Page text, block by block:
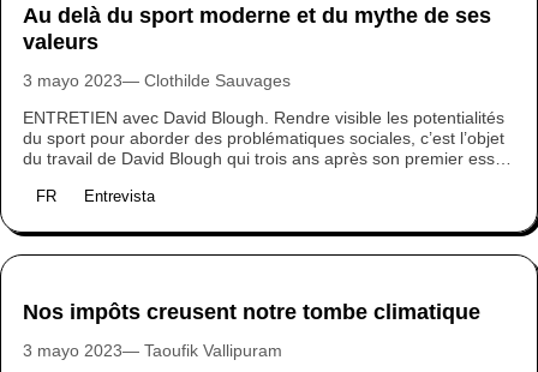
Au delà du sport moderne et du mythe de ses
valeurs
3 mayo 2023 Clothilde Sauvages
ENTRETIEN avec David Blough. Rendre visible les potentialités
du sport pour aborder des problématiques sociales, c’est l’objet
du travail de David Blough qui trois ans après son premier essai
Sport des solutions : Voyage en terre des possibles (2023). À
“durables, solidaires, inclusifs et attractifs pour les territoires”,
nous l’avons interrogé pour comprendre en quoi le sport à
FR Entrevista
Nos impôts creusent notre tombe climatique
3 mayo 2023 Taoufik Vallipuram